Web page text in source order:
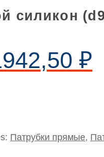
силикон
₽
Патрубки прямые,